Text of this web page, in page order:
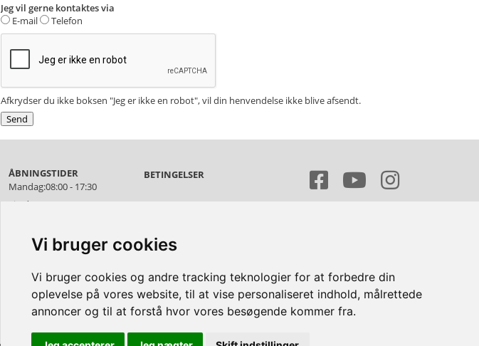
Vi bruger cookies
Vi bruger cookies og andre tracking teknologier for at forbedre din
oplevelse på vores website, til at vise personaliseret indhold, målrettede
annoncer og til at forstå hvor vores besøgende kommer fra.
Jeg vil gerne kontaktes via
E-mail
Telefon
Afkrydser du ikke boksen "Jeg er ikke en robot", vil din henvendelse ikke blive afsendt.
ÅBNINGSTIDER
Mandag:08:00 - 17:30
Tirsdag:
Torsdag:08:00 - 17:30
08:00 - 16:30
Lørdag: Åben efter aftale
Søndag: Åben efter aftale
BETINGELSER